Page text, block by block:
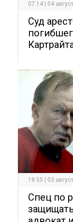
07:14 | 04
Суд
18:55 | 03
Спец по